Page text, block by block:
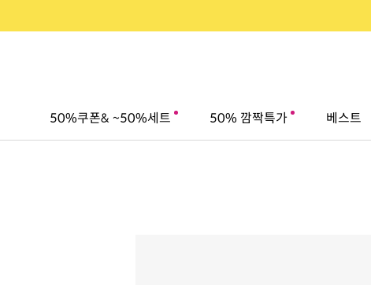
50%쿠폰& ~50%세트 50% 깜짝특가 베스트